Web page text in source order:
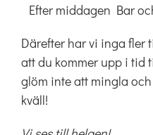
Efter middagen Bar
Därefter har vi inga fler
att du kommer upp i tid
glöm inte att mingla
kväll!